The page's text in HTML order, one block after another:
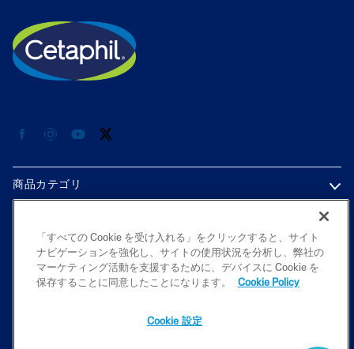
商品カテゴリ
プライバシーポリシー
2026 Galderma K.K. All rights reserved. All trademarks are the property
「すべての Cookie を受け入れる」をクリックすると、サイト
ナビゲーションを強化し、サイトの使用状況を分析し、弊社の
マーケティング活動を支援するために、デバイスに Cookie を
保存することに同意したことになります。
Cookie Policy
Cookie 設定